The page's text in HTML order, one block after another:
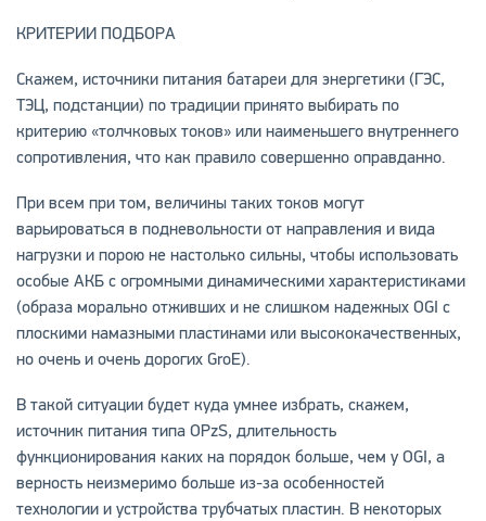
КРИТЕРИИ ПОДБОРА
Скажем, источники питания батареи для энергетики (ГЭС,
ТЭЦ, подстанции) по традиции принято выбирать по
критерию «толчковых токов» или наименьшего внутреннего
сопротивления, что как правило совершенно оправданно.
При всем при том, величины таких токов могут
варьироваться в подневольности от направления и вида
нагрузки и порою не настолько сильны, чтобы использовать
особые АКБ с огромными динамическими характеристиками
(образа морально отживших и не слишком надежных OGI с
плоскими намазными пластинами или высококачественных,
но очень и очень дорогих GroE).
В такой ситуации будет куда умнее избрать, скажем,
источник питания типа OPzS, длительность
функционирования каких на порядок больше, чем у OGI, а
верность неизмеримо больше из-за особенностей
технологии и устройства трубчатых пластин. В некоторых